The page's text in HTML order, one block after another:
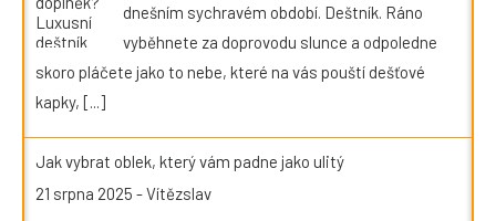
dnešním sychravém období. Deštník. Ráno
vyběhnete za doprovodu slunce a odpoledne
skoro pláčete jako to nebe, které na vás pouští dešťové
kapky, [...]
Jak vybrat oblek, který vám padne jako ulitý
21 srpna 2025 -Vítězslav